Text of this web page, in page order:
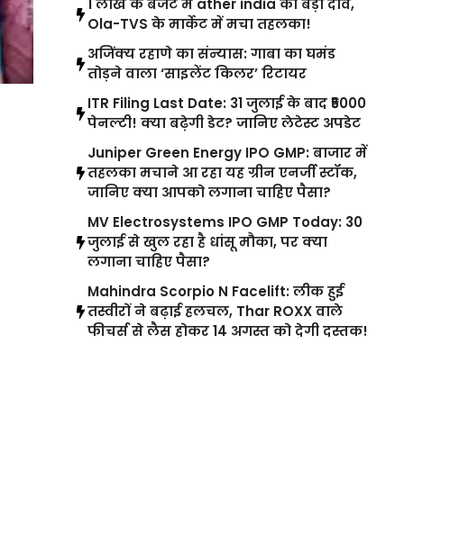
1 लाख के बजट में ather india का बड़ा दांव,
Ola-TVS के मार्केट में मचा तहलका!
अजिंक्य रहाणे का संन्यास: गाबा का घमंड
तोड़ने वाला ‘साइलेंट किलर’ रिटायर
ITR Filing Last Date: 31 जुलाई के बाद ₹5000
पेनल्टी! क्या बढ़ेगी डेट? जानिए लेटेस्ट अपडेट
Juniper Green Energy IPO GMP: बाजार में
तहलका मचाने आ रहा यह ग्रीन एनर्जी स्टॉक,
जानिए क्या आपको लगाना चाहिए पैसा?
MV Electrosystems IPO GMP Today: 30
जुलाई से खुल रहा है धांसू मौका, पर क्या
लगाना चाहिए पैसा?
Mahindra Scorpio N Facelift: लीक हुई
तस्वीरों ने बढ़ाई हलचल, Thar ROXX वाले
फीचर्स से लैस होकर 14 अगस्त को देगी दस्तक!